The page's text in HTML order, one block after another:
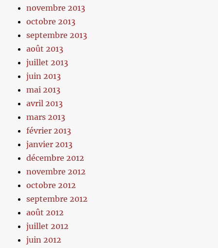
novembre 2013
octobre 2013
septembre 2013
août 2013
juillet 2013
juin 2013
mai 2013
avril 2013
mars 2013
février 2013
janvier 2013
décembre 2012
novembre 2012
octobre 2012
septembre 2012
août 2012
juillet 2012
juin 2012